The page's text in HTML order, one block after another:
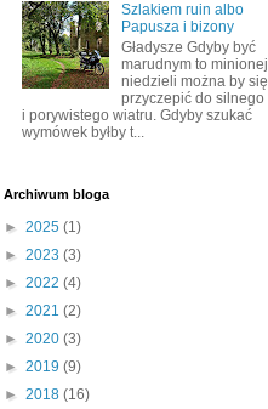
Szlakiem ruin albo
Papusza i bizony
Gładysze Gdyby być
marudnym to minionej
niedzieli można by się
przyczepić do silnego
i porywistego wiatru. Gdyby szukać
wymówek byłby t...
Archiwum bloga
► 2025 (1)
► 2023 (3)
► 2022 (4)
► 2021 (2)
► 2020 (3)
► 2019 (9)
► 2018 (16)